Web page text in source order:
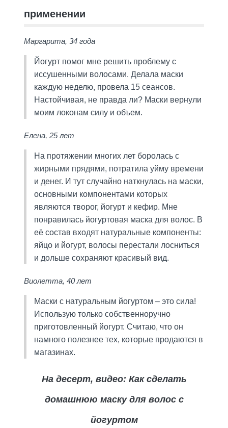
применении
Маргарита, 34 года
Йогурт помог мне решить проблему с
иссушенными волосами. Делала маски
каждую неделю, провела 15 сеансов.
Настойчивая, не правда ли? Маски вернули
моим локонам силу и объем.
Елена, 25 лет
На протяжении многих лет боролась с
жирными прядями, потратила уйму времени
и денег. И тут случайно наткнулась на маски,
основными компонентами которых
являются творог, йогурт и кефир. Мне
понравилась йогуртовая маска для волос. В
её состав входят натуральные компоненты:
яйцо и йогурт, волосы перестали лосниться
и дольше сохраняют красивый вид.
Виолетта, 40 лет
Маски с натуральным йогуртом – это сила!
Использую только собственноручно
приготовленный йогурт. Считаю, что он
намного полезнее тех, которые продаются в
магазинах.
На десерт, видео: Как сделать
домашнюю маску для волос с
йогуртом